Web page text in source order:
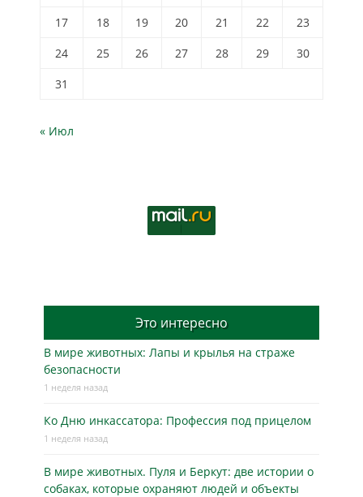
17
18 19 20 21 22
23
24
25 26 27 28 29
30
31
« Июл
Это интересно
В мире животных: Лапы и крылья на страже
безопасности
1 неделя назад
Ко Дню инкассатора: Профессия под прицелом
1 неделя назад
В мире животных. Пуля и Беркут: две истории о
собаках, которые охраняют людей и объекты